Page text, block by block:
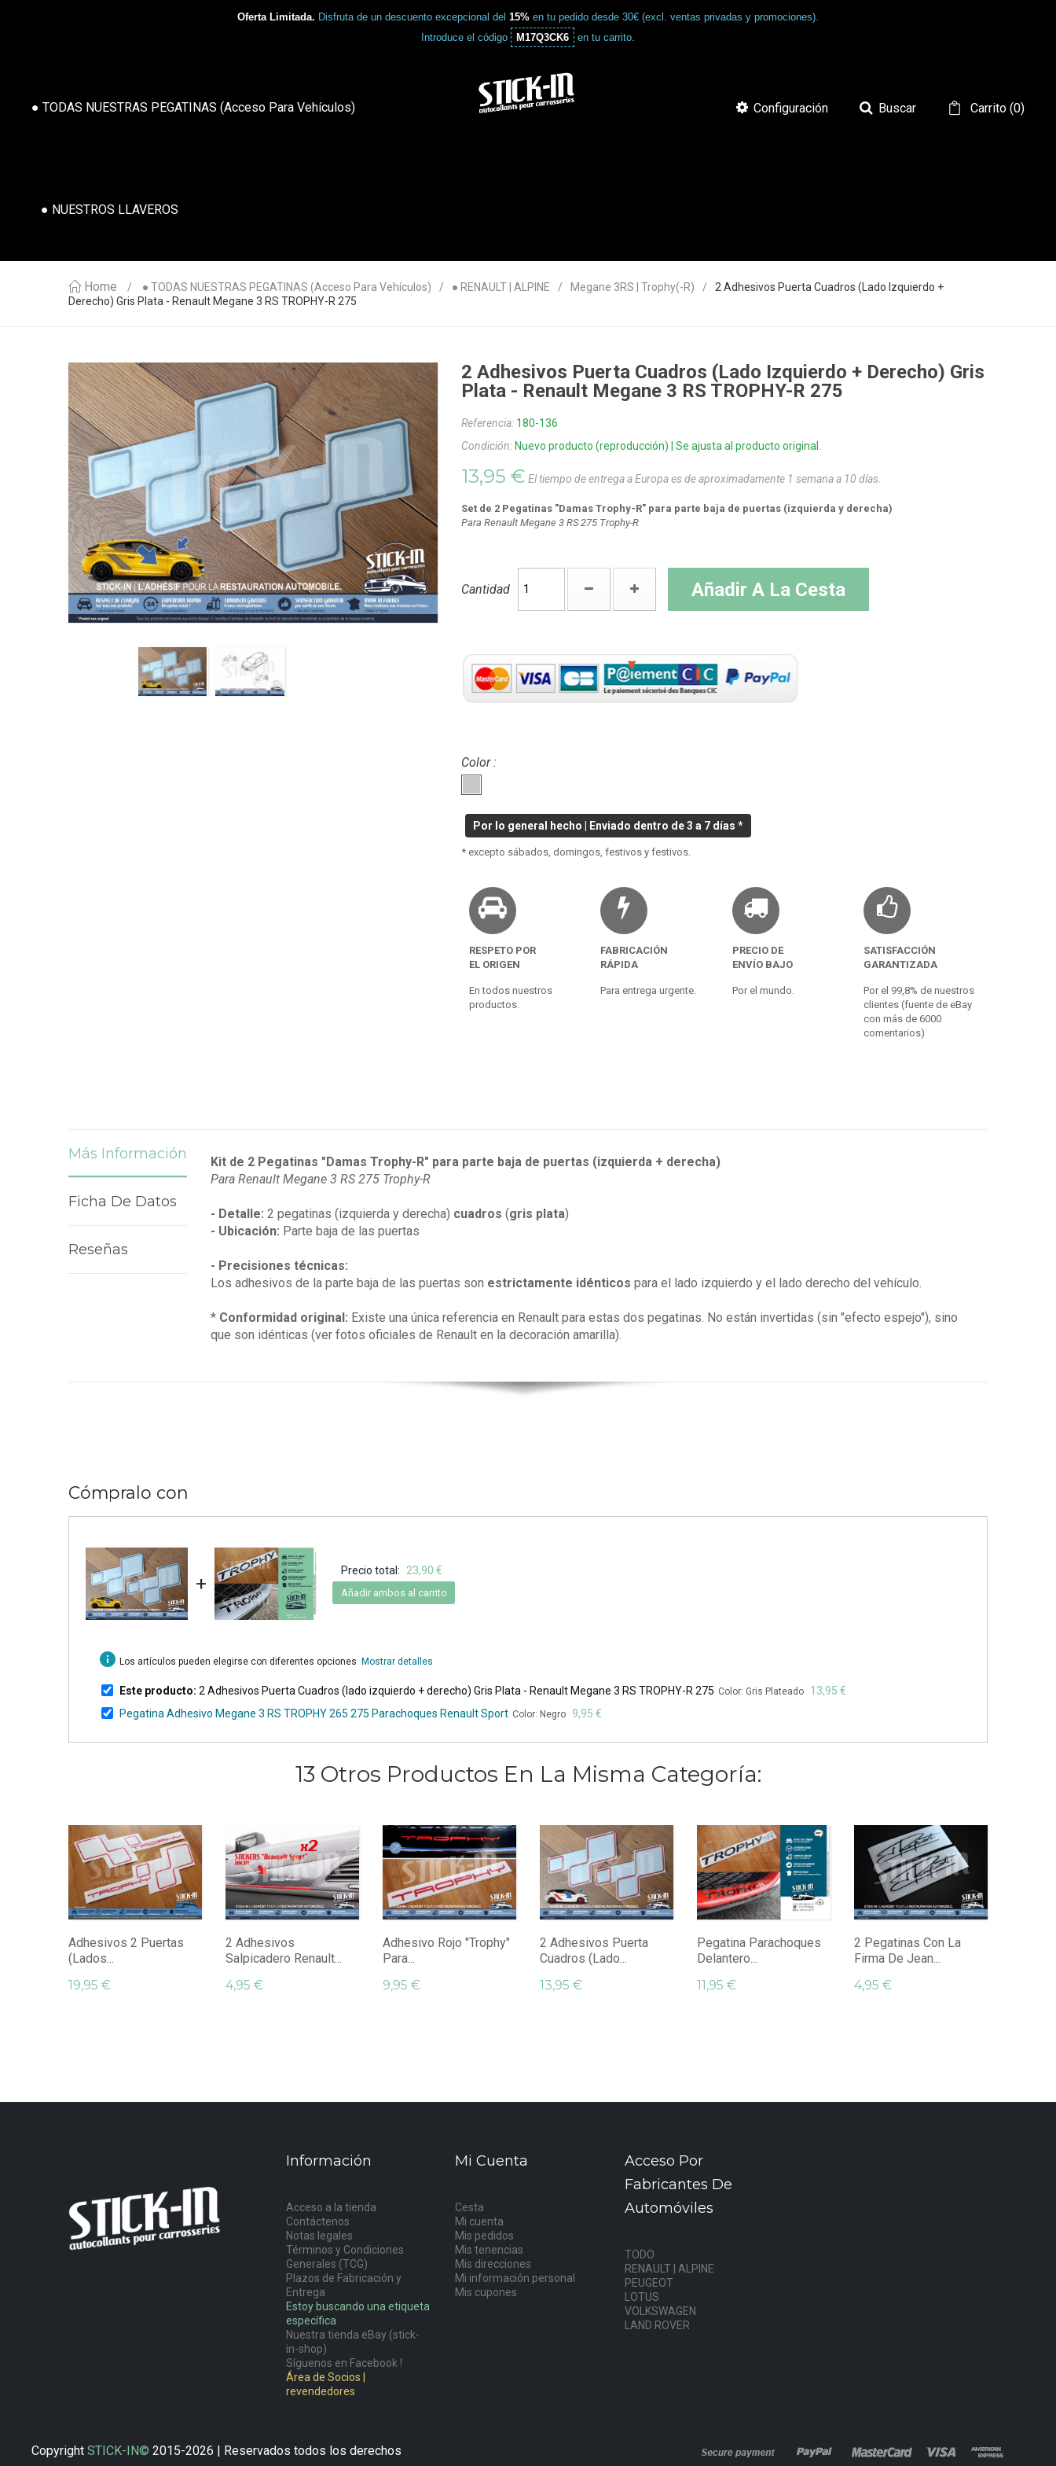
Oferta Limitada. Disfruta de un descuento excepcional del 15% en tu pedido desde 30€ (excl. ventas privadas y promociones).
Introduce el código
M17Q3CK6 en tu carrito.
● TODAS NUESTRAS PEGATINAS (acceso Para Vehículos)
● NUESTROS LLAVEROS
Carrito(0)
Buscar
Configuración
Home ● TODAS NUESTRAS PEGATINAS (acceso Para Vehículos) ● RENAULT | ALPINE Megane 3RS | Trophy(-R)
2 Adhesivos Puerta Cuadros (lado Izquierdo +
Derecho) Gris Plata - Renault Megane 3 RS TROPHY-R 275
2 Adhesivos Puerta Cuadros (lado Izquierdo + Derecho) Gris
Plata - Renault Megane 3 RS TROPHY-R 275
Referencia: 180-136
Condición: Nuevo producto (reproducción) | Se ajusta al producto original.
13,95 € El tiempo de entrega a Europa es de aproximadamente 1 semana a 10 días.
Set de 2 Pegatinas "Damas Trophy-R" para parte baja de puertas (izquierda y derecha)
Para Renault Megane 3 RS 275 Trophy-R
Cantidad Añadir A La Cesta
Color :
Por lo general hecho | Enviado dentro de 3 a 7 días *
* excepto sábados, domingos, festivos y festivos.
RESPETO POR
EL ORIGEN
En todos nuestros
productos.
FABRICACIÓN
RÁPIDA
Para entrega urgente.
PRECIO DE
ENVÍO BAJO
Por el mundo.
SATISFACCIÓN
GARANTIZADA
Por el 99,8% de nuestros
clientes (fuente de eBay
con más de 6000
comentarios)
Más Información
Ficha De Datos
Reseñas
Kit de 2 Pegatinas "Damas Trophy-R" para parte baja de puertas (izquierda + derecha)
Para Renault Megane 3 RS 275 Trophy-R
- Detalle: 2 pegatinas (izquierda y derecha) cuadros (gris plata)
- Ubicación: Parte baja de las puertas
- Precisiones técnicas:
Los adhesivos de la parte baja de las puertas son estrictamente idénticos para el lado izquierdo y el lado derecho del vehículo.
* Conformidad original: Existe una única referencia en Renault para estas dos pegatinas. No están invertidas (sin "efecto espejo"), sino
que son idénticas (ver fotos oficiales de Renault en la decoración amarilla).
Cómpralo con
+
Precio total: 23,90 €
Añadir ambos al carrito
info Los artículos pueden elegirse con diferentes opciones Mostrar detalles
Este producto: 2 Adhesivos Puerta Cuadros (lado izquierdo + derecho) Gris Plata - Renault Megane 3 RS TROPHY-R 275 Color: Gris Plateado
13,95 €
Pegatina Adhesivo Megane 3 RS TROPHY 265 275 Parachoques Renault Sport Color: Negro 9,95 €
13 Otros Productos En La Misma Categoría:
Adhesivos 2 Puertas
(Lados...
19,95 €
2 Adhesivos
Salpicadero Renault...
4,95 €
Adhesivo Rojo "Trophy"
Para...
9,95 €
2 Adhesivos Puerta
Cuadros (lado...
13,95 €
Pegatina Parachoques
Delantero...
11,95 €
2 Pegatinas Con La
Firma De Jean...
4,95 €
Información
Acceso a la tienda
Contáctenos
Notas legales
Términos y Condiciones
Generales (TCG)
Plazos de Fabricación y
Entrega
Estoy buscando una etiqueta
específica
Nuestra tienda eBay (stick-
in-shop)
Síguenos en Facebook !
Área de Socios |
revendedores
Mi Cuenta
Cesta
Mi cuenta
Mis pedidos
Mis tenencias
Mis direcciones
Mi información personal
Mis cupones
Acceso Por
Fabricantes De
Automóviles
TODO
RENAULT | ALPINE
PEUGEOT
LOTUS
VOLKSWAGEN
LAND ROVER
CopyrightSTICK-IN© 2015-2026 | Reservados todos los derechos